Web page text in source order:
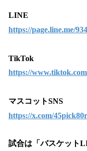
LINE
https://page.line.me/
TikTok
https://
マスコットSNS
https://x.com/
試合は「バスケット